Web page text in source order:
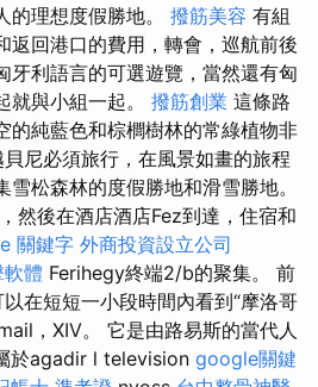
的理想度假勝地。 撥筋美容 有組
返回港口的費用，轉會，巡航前後
牙利語言的可選遊覽，當然還有匈
就與小組一起。 撥筋創業 這條路
的純藍色和棕櫚樹林的常綠植物非
尼必須旅行，在風景如畫的旅程
松森林的度假勝地和滑雪勝地。
然後在酒店酒店Fez到達，住宿和
關鍵字 外商投資設立公司
體 Ferihegy終端2/b的聚集。 前
在短短一小段時間內看到“摩洛哥
，XIV。 它是由路易斯的當代人
於agadir l television google關鍵